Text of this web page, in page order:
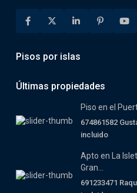
Pisos por islas
Últimas propiedades
Piso en el
674861582
incluido
Apto en La
Gran...
691233471